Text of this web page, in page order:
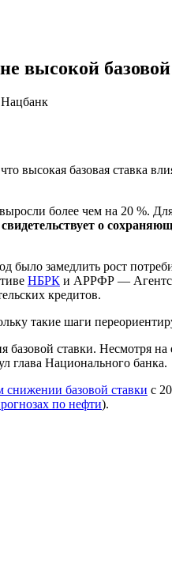
высокой
высокая базовая ставка
более чем на 20 %.
о
было замедлить рост
НБРК и АРРФР —
кредитов.
такие шаги
ставки. Несмотря
глава Национального банка.
базовой ставки с
по нефти).